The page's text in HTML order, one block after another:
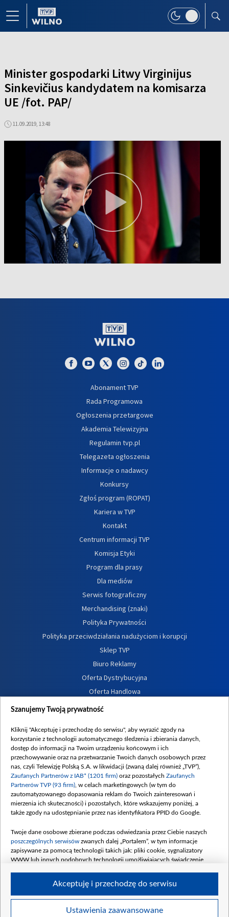
Minister gospodarki Litwy Virginijus
Sinkevičius kandydatem na komisarza
UE /fot. PAP/
11.09.2019, 13:48
Abonament TVP
Rada Programowa
Ogłoszenia przetargowe
Akademia Telewizyjna
Regulamin tvp.pl
Telegazeta ogłoszenia
Informacje o nadawcy
Konkursy
Zgłoś program (ROPAT)
Kariera w TVP
Kontakt
Centrum informacji TVP
Komisja Etyki
Program dla prasy
Dla mediów
Serwis fotograficzny
Merchandising (znaki)
Polityka Prywatności
Polityka przeciwdziałania nadużyciom i korupcji
Sklep TVP
Biuro Reklamy
Oferta Dystrybucyjna
Oferta Handlowa
Dostępność
Procedura zgłoszeń wewnętrznych
Szanujemy Twoją prywatność
Kliknij "Akceptuję i przechodzę do serwisu", aby wyrazić zgody na
korzystanie z technologii automatycznego śledzenia i zbierania danych,
dostęp do informacji na Twoim urządzeniu końcowym i ich
przechowywanie oraz na przetwarzanie Twoich danych osobowych przez
nas, czyli Telewizję Polską S.A. w likwidacji (zwaną dalej również „TVP”),
Zaufanych Partnerów z IAB* (1201 firm) oraz pozostałych Zaufanych
Partnerów TVP (93 firm) , w celach marketingowych (w tym do
zautomatyzowanego dopasowania reklam do Twoich zainteresowań i
mierzenia ich skuteczności) i pozostałych, które wskazujemy poniżej, a
także zgody na udostępnianie przez nas identyfikatora PPID do Google.
Twoje dane osobowe zbierane podczas odwiedzania przez Ciebie naszych
poszczególnych serwisów zwanych dalej „Portalem”, w tym informacje
zapisywane za pomocą technologii takich jak: pliki cookie, sygnalizatory
WWW lub innych podobnych technologii umożliwiających świadczenie
Twoje dane osobowe zbierane podczas odwiedzania przez Ciebie
Ustawienia zaawansowane
Akceptuję i przechodzę do serwisu